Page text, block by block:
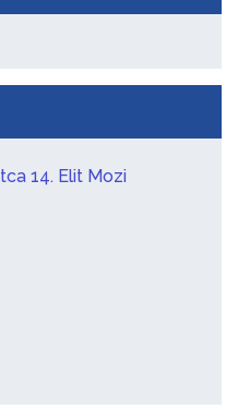
14. Elit Mozi